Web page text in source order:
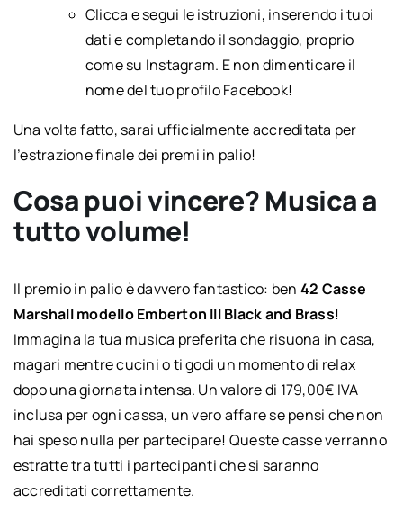
Clicca e segui le istruzioni, inserendo i tuoi
dati e completando il sondaggio, proprio
come su Instagram. E non dimenticare il
nome del tuo profilo Facebook!
Una volta fatto, sarai ufficialmente accreditata per
l’estrazione finale dei premi in palio!
Cosa puoi vincere? Musica a
tutto volume!
Il premio in palio è davvero fantastico: ben 42 Casse
Marshall modello Emberton III Black and Brass!
Immagina la tua musica preferita che risuona in casa,
magari mentre cucini o ti godi un momento di relax
dopo una giornata intensa. Un valore di 179,00€ IVA
inclusa per ogni cassa, un vero affare se pensi che non
hai speso nulla per partecipare! Queste casse verranno
estratte tra tutti i partecipanti che si saranno
accreditati correttamente.